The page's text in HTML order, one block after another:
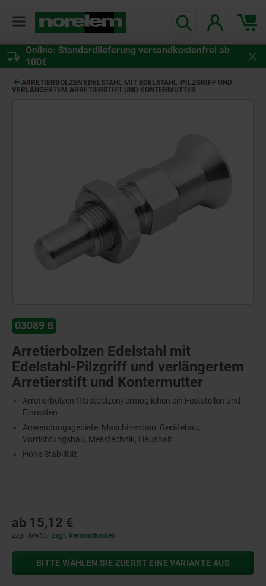
Online: Standardlieferung versandkostenfrei ab
100€
ARRETIERBOLZEN EDELSTAHL MIT EDELSTAHL-PILZGRIFF UND
VERLÄNGERTEM ARRETIERSTIFT UND KONTERMUTTER
03089 B
Arretierbolzen Edelstahl mit
Edelstahl-Pilzgriff und verlängertem
Arretierstift und Kontermutter
Arretierbolzen (Rastbolzen) ermöglichen ein Feststellen und
Einrasten
Anwendungsgebiete: Maschinenbau, Gerätebau,
Vorrichtungsbau, Messtechnik, Haushalt
Hohe Stabilität
ab 15,12 €
zzgl. MwSt. zzgl. Versandkosten
BITTE WÄHLEN SIE ZUERST EINE VARIANTE AUS